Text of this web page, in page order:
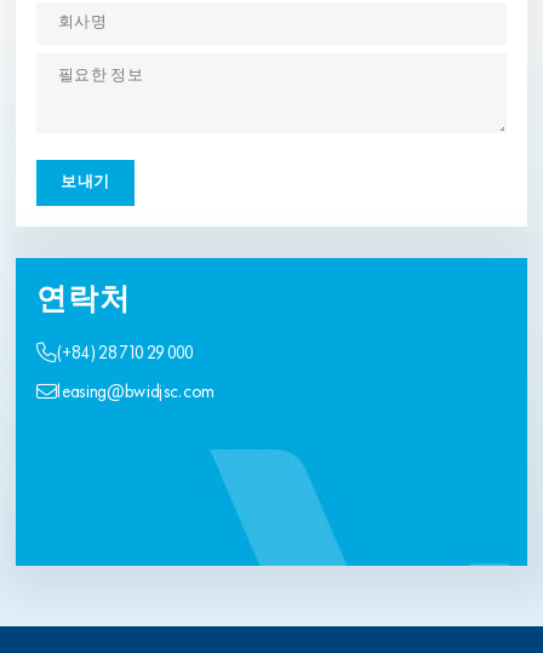
연락처
(+84) 28 710 29 000
leasing@bwidjsc.com